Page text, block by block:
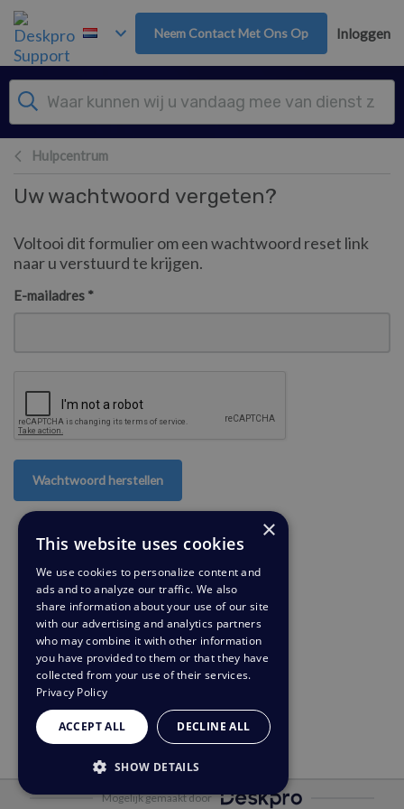
Overslaan naar hoofdinhoud
Neem Contact Met Ons Op Inloggen
Hulpcentrum
Uw wachtwoord vergeten?
Voltooi dit formulier om een wachtwoord reset link
naar u verstuurd te krijgen.
E-mailadres *
Wachtwoord herstellen
Mogelijk gemaakt door
×
This website uses cookies
We use cookies to personalize content and
ads and to analyze our traffic. We also
share information about your use of our site
with our advertising and analytics partners
who may combine it with other information
you have provided to them or that they have
collected from your use of their services.
Privacy Policy
ACCEPT ALL DECLINE ALL
SHOW DETAILS
STRICTLY NECESSARY